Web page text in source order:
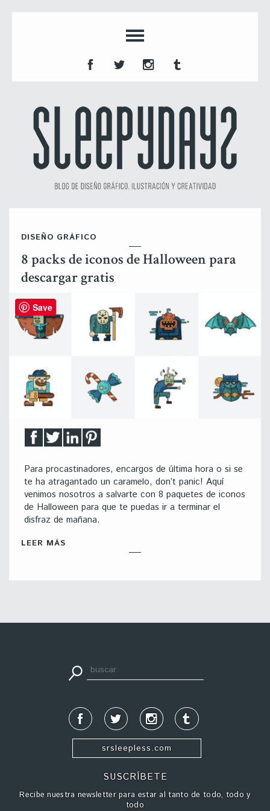
DISEÑO GRÁFICO
8 packs de iconos de Halloween para
descargar gratis
Para procastinadores, encargos de última hora o si se
te ha atragantado un caramelo, don’t panic! Aquí
venimos nosotros a salvarte con 8 paquetes de iconos
de Halloween para que te puedas ir a terminar el
disfraz de mañana.
LEER MÁS
srsleepless.com
SUSCRÍBETE
Recibe nuestra newsletter para estar al tanto de todo, todo y
todo
Save